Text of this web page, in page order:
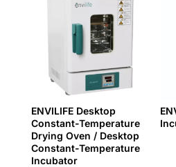
ENVILIFE Desktop
Constant-Temperature
Drying Oven / Desktop
Constant-Temperature
Incubator